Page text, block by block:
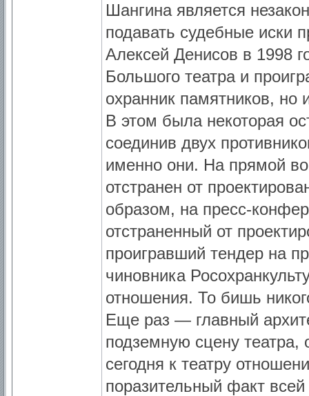
Шангина является
подавать судебные иски
Алексей Денисов в 1998
Большого театра и
охранник памятников, но
В этом была некоторая
соединив двух
именно они. На прямой
отстранен от
образом, на пресс-
отстраненный от
проигравший тендер на
чиновника
отношения. То бишь
Еще раз — главный
подземную сцену
сегодня к театру
поразительный факт